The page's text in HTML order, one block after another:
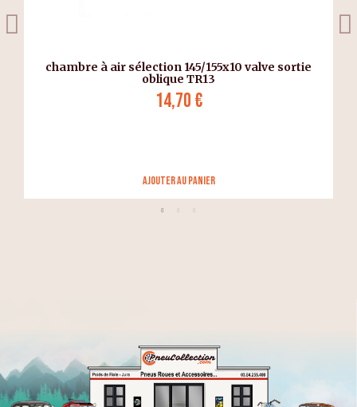
chambre à air sélection 145/155x10 valve sortie
oblique TR13
14,70 €
Ajouter au panier